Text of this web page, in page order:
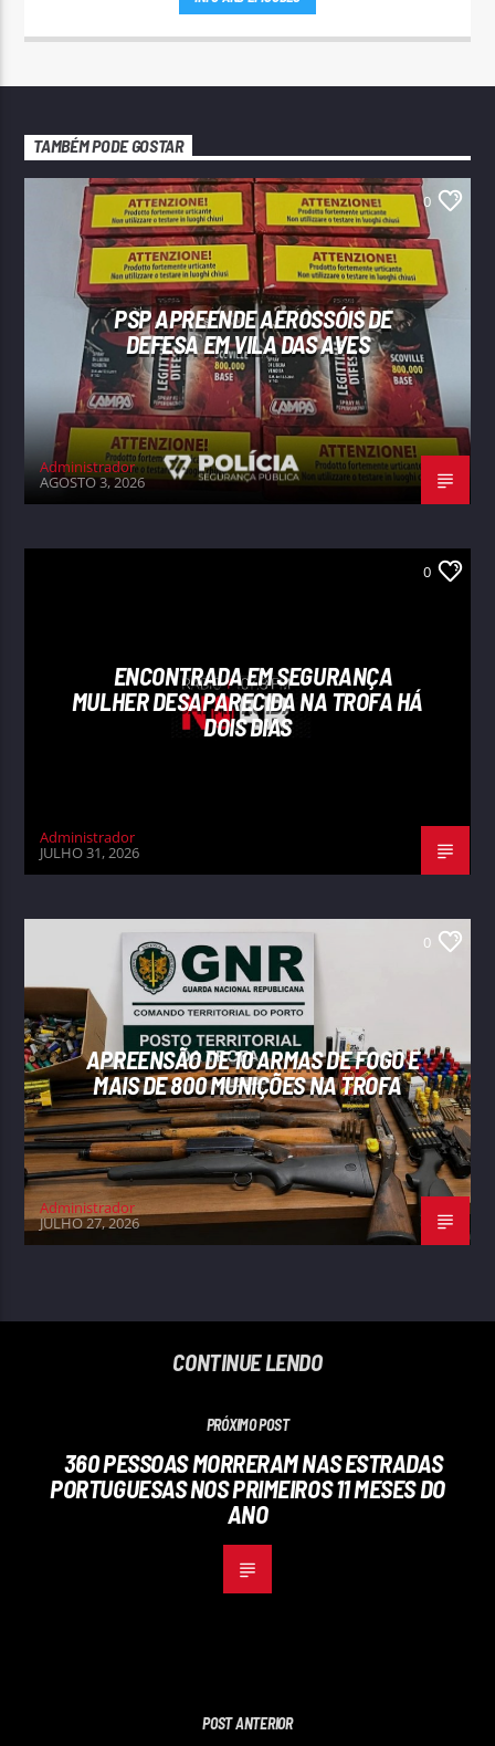
TAMBÉM PODE GOSTAR
0
PSP APREENDE AEROSSÓIS DE
DEFESA EM VILA DAS AVES
Administrador
AGOSTO 3, 2026
0
ENCONTRADA EM SEGURANÇA
MULHER DESAPARECIDA NA TROFA HÁ
DOIS DIAS
Administrador
JULHO 31, 2026
0
APREENSÃO DE 10 ARMAS DE FOGO E
MAIS DE 800 MUNIÇÕES NA TROFA
Administrador
JULHO 27, 2026
CONTINUE LENDO
PRÓXIMO POST
360 PESSOAS MORRERAM NAS ESTRADAS
PORTUGUESAS NOS PRIMEIROS 11 MESES DO
ANO
POST ANTERIOR